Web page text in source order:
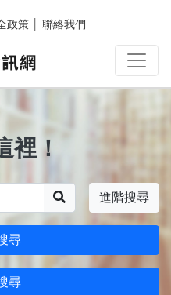
政策 聯絡我們
裡！
進階搜尋
尋
尋